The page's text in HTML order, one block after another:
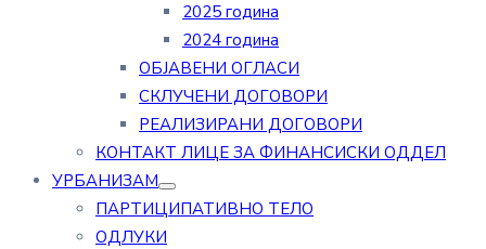
2025 година
2024 година
ОБЈАВЕНИ ОГЛАСИ
СКЛУЧЕНИ ДОГОВОРИ
РЕАЛИЗИРАНИ ДОГОВОРИ
КОНТАКТ ЛИЦЕ ЗА ФИНАНСИСКИ ОДДЕЛ
УРБАНИЗАМ
ПАРТИЦИПАТИВНО ТЕЛО
ОДЛУКИ